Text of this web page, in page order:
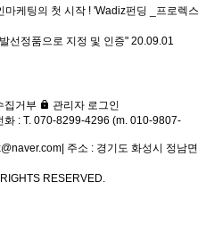
케팅의 첫 시작 ! 'Wadiz펀딩 _프로렉스
선정품으로 지정 및 인증" 20.09.01
집거부
관리자 로그인
화 : T. 070-8299-4296 (m. 010-9807-
주소 : 경기도 화성시 정남면
RESERVED.